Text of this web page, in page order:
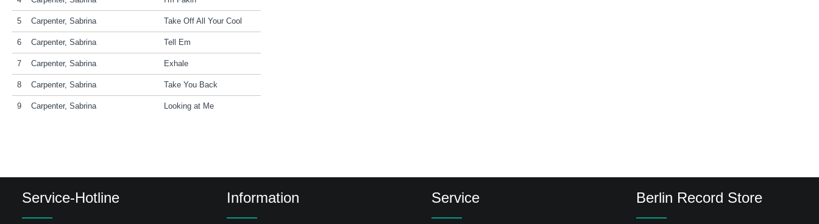
5 Carpenter, Sabrina Take Off All Your Cool
6 Carpenter, Sabrina Tell Em
7 Carpenter, Sabrina Exhale
8 Carpenter, Sabrina Take You Back
9 Carpenter, Sabrina Looking at Me
Service-Hotline Information Service Berlin Record Store